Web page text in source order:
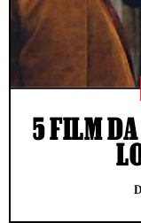
5 FILM